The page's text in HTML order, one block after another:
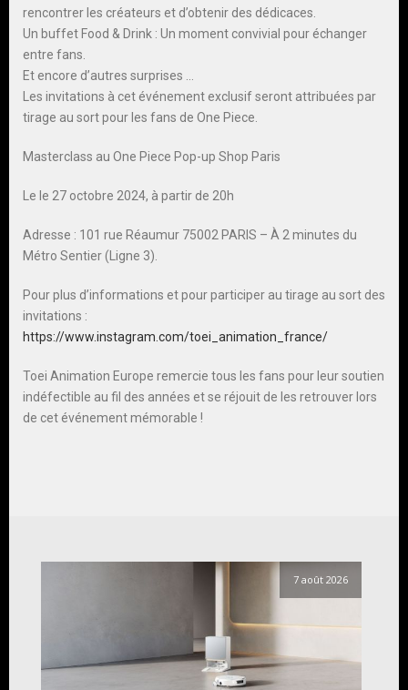
rencontrer les créateurs et d’obtenir des dédicaces.
Un buffet Food & Drink : Un moment convivial pour échanger
entre fans.
Et encore d’autres surprises …
Les invitations à cet événement exclusif seront attribuées par
tirage au sort pour les fans de One Piece.
Masterclass au One Piece Pop-up Shop Paris
Le le 27 octobre 2024, à partir de 20h
Adresse : 101 rue Réaumur 75002 PARIS – À 2 minutes du
Métro Sentier (Ligne 3).
Pour plus d’informations et pour participer au tirage au sort des
invitations :
https://www.instagram.com/toei_animation_france/
Toei Animation Europe remercie tous les fans pour leur soutien
indéfectible au fil des années et se réjouit de les retrouver lors
de cet événement mémorable !
7 août 2026